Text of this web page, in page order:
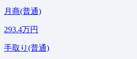
月商(普通)
293.4万円
手取り(普通)